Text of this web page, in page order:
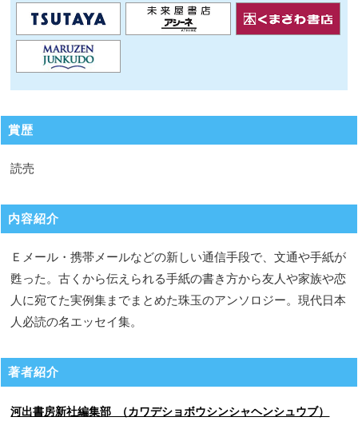
賞歴
読売
内容紹介
Ｅメール・携帯メールなどの新しい通信手段で、文通や手紙が
甦った。古くから伝えられる手紙の書き方から友人や家族や恋
人に宛てた実例集までまとめた珠玉のアンソロジー。現代日本
人必読の名エッセイ集。
著者紹介
河出書房新社編集部 （カワデショボウシンシャヘンシュウブ）